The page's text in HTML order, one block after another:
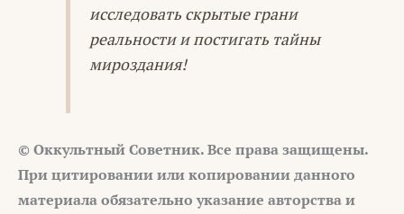
исследовать скрытые грани
реальности и постигать тайны
мироздания!
© Оккультный Советник. Все права защищены.
При цитировании или копировании данного
материала обязательно указание авторства и